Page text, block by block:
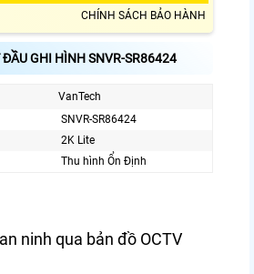
CHÍNH SÁCH BẢO HÀNH
ĐẦU GHI HÌNH SNVR-SR86424
VanTech
SNVR-SR86424
2K Lite
Thu hình Ổn Định
ninh qua bản đồ OCTV